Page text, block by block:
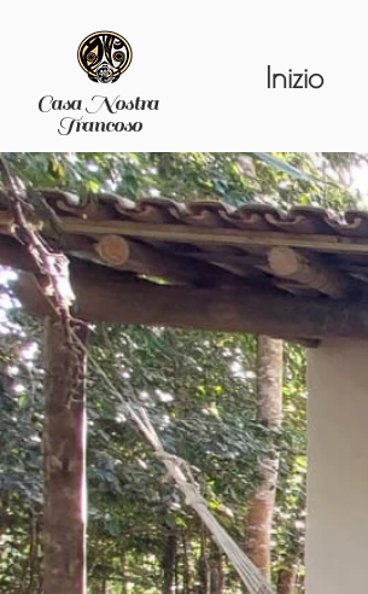
Casa Nostra
Trancoso
Inizio